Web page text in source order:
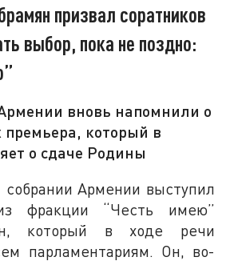
призвал соратников
выбор, пока не поздно:
вновь напомнили о
который в
о сдаче Родины
Армении выступил
фракции “Честь имею”
который в ходе речи
парламентариям. Он, во-